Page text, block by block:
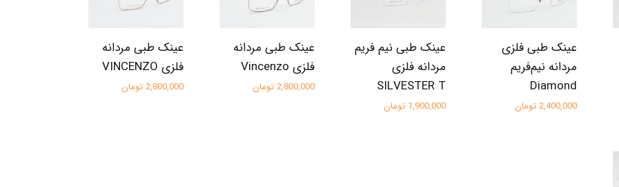
عینک طبی فلزی
مردانه نیم‌فریم
Diamond
2,400,000 تومان
عینک طبی نیم فریم
مردانه فلزی
SILVESTER T
1,900,000 تومان
عینک طبی مردانه
فلزی Vincenzo
2,800,000 تومان
عینک طبی مردانه
فلزی VINCENZO
2,800,000 تومان